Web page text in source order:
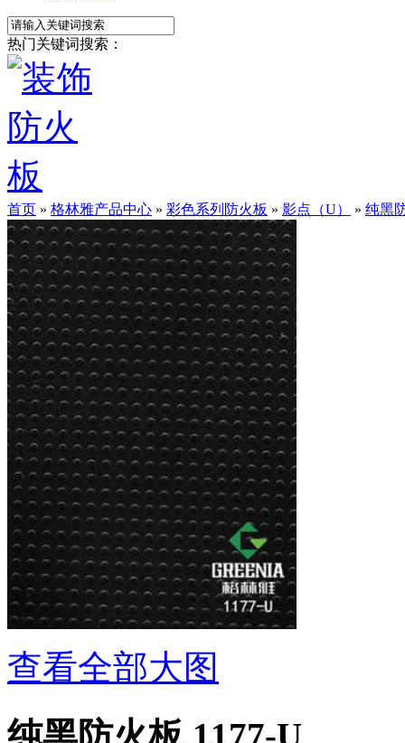
热门关键词搜索：
首页 » 格林雅产品中心 » 彩色系列防火板 » 影点（U） » 纯黑
查看全部大图